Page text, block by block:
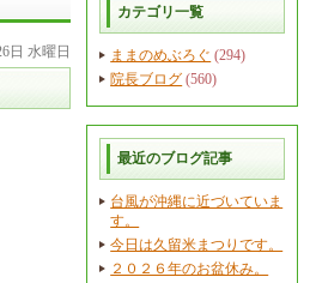
日 水曜日
カテゴリ一覧
ままのめぶろぐ (294)
院長ブログ (560)
最近のブログ記事
台風が沖縄に近づいていま
す。
今日は久留米まつりです。
２０２６年のお盆休み。